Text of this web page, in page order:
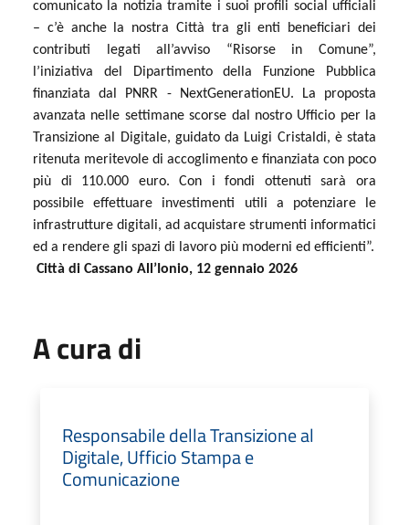
comunicato la notizia tramite i suoi profili social ufficiali
– c’è anche la nostra Città tra gli enti beneficiari dei
contributi legati all’avviso “Risorse in Comune”,
l’iniziativa del Dipartimento della Funzione Pubblica
finanziata dal PNRR - NextGenerationEU. La proposta
avanzata nelle settimane scorse dal nostro Ufficio per la
Transizione al Digitale, guidato da Luigi Cristaldi, è stata
ritenuta meritevole di accoglimento e finanziata con poco
più di 110.000 euro. Con i fondi ottenuti sarà ora
possibile effettuare investimenti utili a potenziare le
infrastrutture digitali, ad acquistare strumenti informatici
ed a rendere gli spazi di lavoro più moderni ed efficienti”.
Città di Cassano All’Ionio, 12 gennaio 2026
A cura di
Responsabile della Transizione al
Digitale, Ufficio Stampa e
Comunicazione